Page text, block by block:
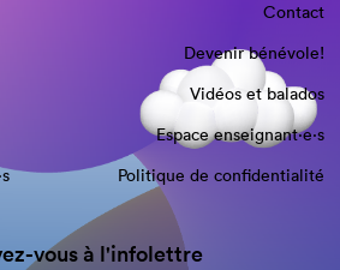
Contact
Devenir bénévole!
Vidéos et balados
Espace enseignant·e⋅s
Politique de confidentialité
vous à l'infolettre